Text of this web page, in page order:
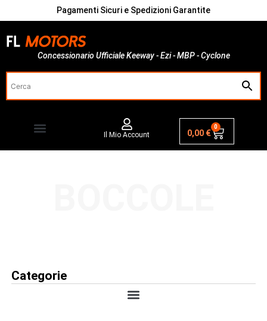
Pagamenti Sicuri e Spedizioni Garantite
Concessionario Ufficiale Keeway - Ezi - MBP - Cyclone
Il Mio Account 0,00 €
0
Categorie